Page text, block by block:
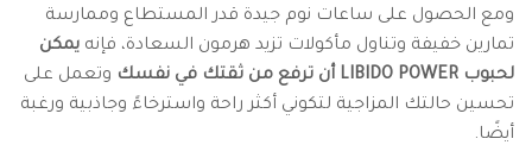
ومع الحصول على ساعات نوم جيدة قدر المستطاع وممارسة
تمارين خفيفة وتناول مأكولات تزيد هرمون السعادة، فإنه يمكن
لحبوب LIBIDO POWER أن ترفع من ثقتك في نفسك
وتعمل على
تحسين حالتك المزاجية لتكوني أكثر راحة واسترخاءً وجاذبية ورغبة
أيضًا.